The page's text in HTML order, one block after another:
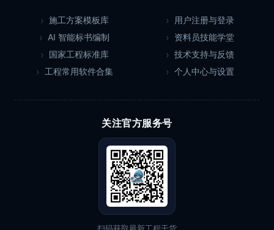
施工方案模板库
AI 智能标书编制
国家工程标准库
工程常用软件合集
用户注册与登录
资料员技能学堂
技术支持与反馈
个人中心与设置
关注官方服务号